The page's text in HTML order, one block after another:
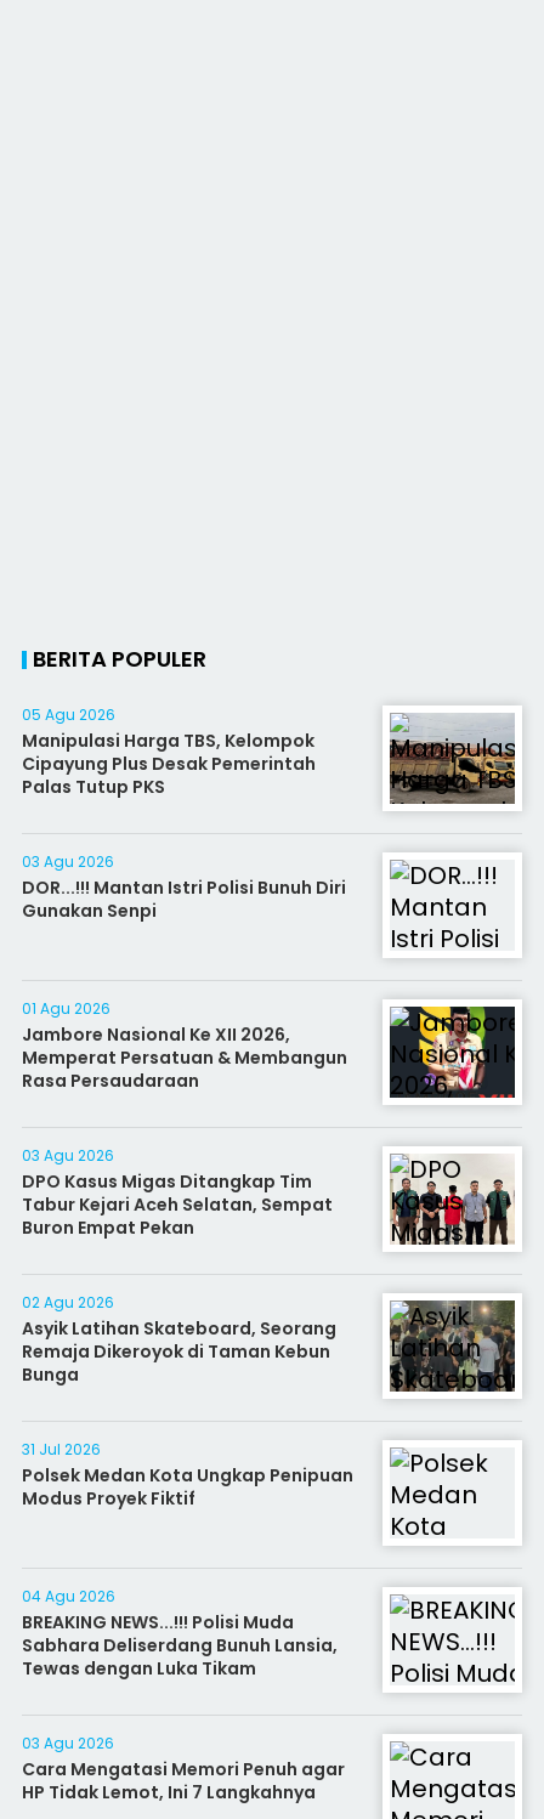
BERITA POPULER
05 Agu 2026
Manipulasi Harga TBS, Kelompok
Cipayung Plus Desak Pemerintah
Palas Tutup PKS
03 Agu 2026
DOR...!!! Mantan Istri Polisi Bunuh Diri
Gunakan Senpi
01 Agu 2026
Jambore Nasional Ke XII 2026,
Memperat Persatuan & Membangun
Rasa Persaudaraan
03 Agu 2026
DPO Kasus Migas Ditangkap Tim
Tabur Kejari Aceh Selatan, Sempat
Buron Empat Pekan
02 Agu 2026
Asyik Latihan Skateboard, Seorang
Remaja Dikeroyok di Taman Kebun
Bunga
31 Jul 2026
Polsek Medan Kota Ungkap Penipuan
Modus Proyek Fiktif
04 Agu 2026
BREAKING NEWS...!!! Polisi Muda
Sabhara Deliserdang Bunuh Lansia,
Tewas dengan Luka Tikam
03 Agu 2026
Cara Mengatasi Memori Penuh agar
HP Tidak Lemot, Ini 7 Langkahnya